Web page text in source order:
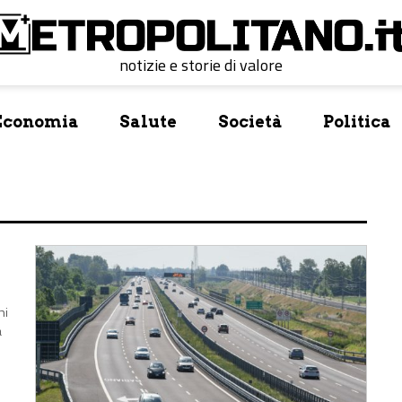
notizie e storie di valore
Salute Società Politica